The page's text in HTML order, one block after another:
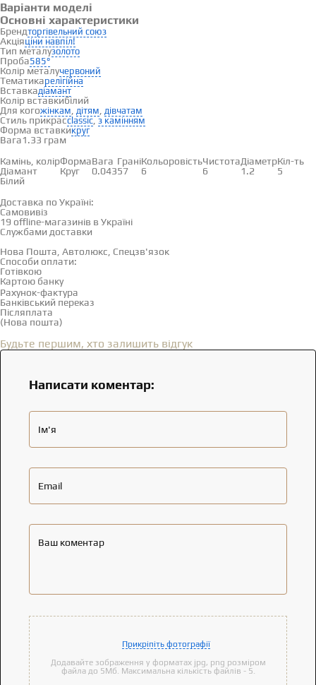
Варіанти моделі
Основні характеристики
Брендторгівельний союз
Акціяціни навпіл!
Тип металузолото
Проба585°
Колір металучервоний
Тематикарелігійна
Вставкадіамант
Колір вставкибілий
Для когожінкам дітям дівчатам
Стиль прикрасclassic,з камінням
Форма вставкикруг
Вага1.33 грам
Камінь, колірФормаВага ГраніКольоровістьЧистотаДіаметрКіл-ть
Діамант
Білий
Круг 0.04357 6 6 1.2 5
Доставка по Україні:
Самовивіз
19 offline-магазинів в Україні
Службами доставки
Нова Пошта, Автолюкс, Спецзв'язок
Способи оплати:
Готівкою
Картою банку
Рахунок-фактура
Банківський переказ
Післяплата
(Нова пошта)
Будьте першим, хто залишить відгук
Написати коментар:
Ім'я
Email
Ваш коментар
Прикріпіть фотографії
Додавайте зображення у форматах jpg, png розміром
файла до 5Мб. Максимальна кількість файлів - 5.